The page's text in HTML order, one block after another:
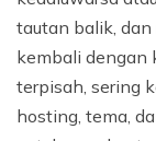
tautan balik,
kembali dengan
terpisah, sering
hosting, tema,